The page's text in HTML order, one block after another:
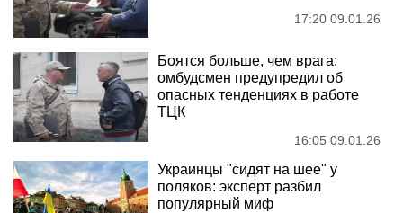
17:20 09.01.26
Боятся больше, чем врага:
омбудсмен предупредил об
опасных тенденциях в работе
ТЦК
16:05 09.01.26
Украинцы "сидят на шее" у
поляков: эксперт разбил
популярный миф